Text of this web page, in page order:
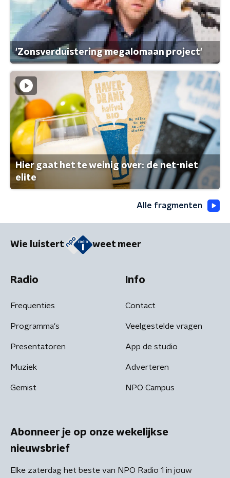
'Zonsverduistering megalomaan project'
Hier gaat het te weinig over: de net-niet
elite
Alle fragmenten
Wie luistert weet meer
Radio
Frequenties
Programma's
Presentatoren
Muziek
Gemist
Info
Contact
Veelgestelde vragen
App de studio
Adverteren
NPO Campus
Abonneer je op onze wekelijkse
nieuwsbrief
Elke zaterdag het beste van NPO Radio 1 in jouw